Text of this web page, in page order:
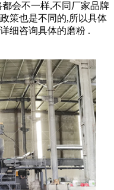
会不一样,不同厂家品牌
策也是不同的,所以具体
细咨询具体的磨粉 .